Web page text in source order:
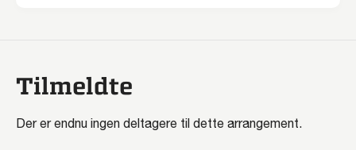
Tilmeldte
Der er endnu ingen deltagere til dette arrangement.